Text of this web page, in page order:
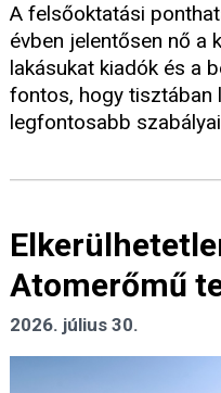
A felsőoktatási
évben jelentősen nő a
lakásukat kiadók és a
fontos, hogy tisztában
legfontosabb
Atomerőmű
2026. július 30.